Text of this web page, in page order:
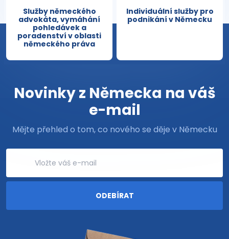
Služby německého
advokáta, vymáhání
pohledávek a
poradenství v oblasti
německého práva
Individuální služby pro
podnikání v Německu
Novinky z Německa na váš
e-mail
Mějte přehled o tom, co nového se děje v Německu